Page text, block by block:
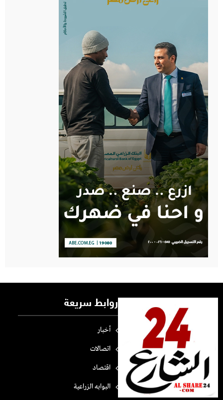
روابط سريعة
أخبار
اتصالات
اقتصاد
البوابه الزراعية